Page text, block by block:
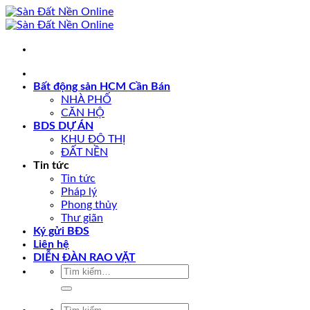
Skip
to
Bất động sản HCM Cần Bán
NHÀ PHỐ
CĂN HỘ
BDS DỰ ÁN
KHU ĐÔ THỊ
ĐẤT NỀN
Tin tức
Tin tức
Pháp lý
Phong thủy
Thư giãn
Ký gửi BĐS
Liên hệ
DIỄN ĐÀN RAO VẶT
Tìm